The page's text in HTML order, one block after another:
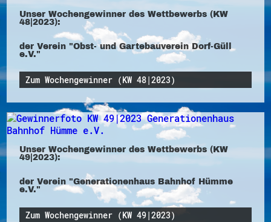
Unser Wochengewinner des Wettbewerbs (KW
48|2023):
der Verein "Obst- und Gartebauverein Dorf-Güll
e.V."
Zum Wochengewinner (KW 48|2023)
Unser Wochengewinner des Wettbewerbs (KW
49|2023):
der Verein "Generationenhaus Bahnhof Hümme
e.V."
Zum Wochengewinner (KW 49|2023)